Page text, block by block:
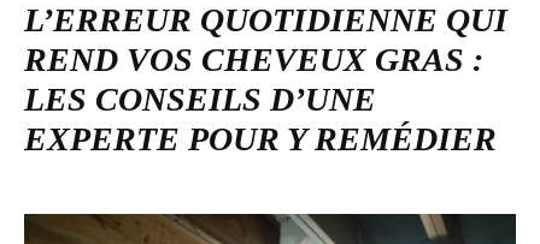
L’ERREUR QUOTIDIENNE QUI
REND VOS CHEVEUX GRAS :
LES CONSEILS D’UNE
EXPERTE POUR Y REMÉDIER